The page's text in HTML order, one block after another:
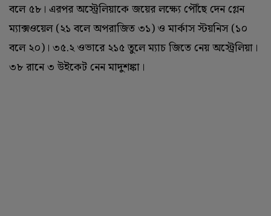
বলে ৫৮। এরপর অস্ট্রেলিয়াকে জয়ের লক্ষ্যে পৌঁছে দেন গ্লেন
ম্যাক্সওয়েল (‌২১ বলে অপরাজিত ৩১)‌ ও মার্কাস স্টয়নিস (‌১০
বলে ২০)‌। ৩৫.‌২ ওভারে ২১৫ তুলে ম্যাচ জিতে নেয় অস্ট্রেলিয়া।
৩৮ রানে ৩ উইকেট নেন মাদুশঙ্কা।